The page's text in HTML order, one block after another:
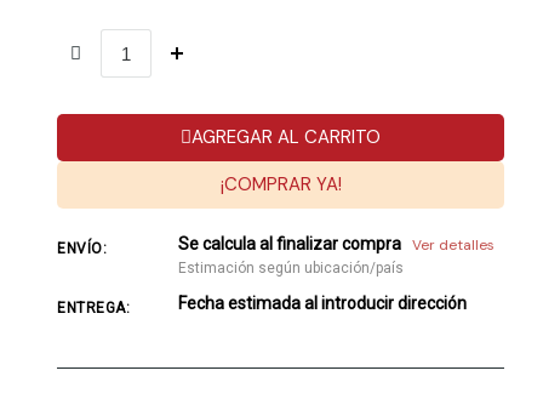
AGREGAR AL CARRITO
¡COMPRAR YA!
ENVÍO: Se calcula al finalizar compra Ver detalles
Estimación según ubicación/país
ENTREGA: Fecha estimada al introducir dirección